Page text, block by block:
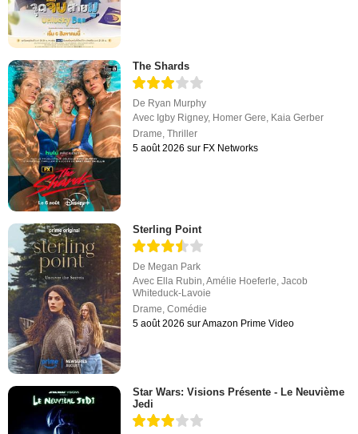
The Shards
De Ryan Murphy
Avec Igby Rigney, Homer Gere, Kaia Gerber
Drame,Thriller
5 août 2026 sur FX Networks
Sterling Point
De Megan Park
Avec Ella Rubin ,Amélie Hoeferle ,Jacob
Whiteduck-Lavoie
Drame ,Comédie
5 août 2026 sur Amazon Prime Video
Star Wars: Visions Présente - Le Neuvième
Jedi